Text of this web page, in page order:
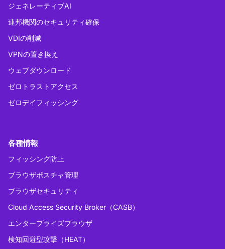
ジェネレーティブAI
連邦機関のセキュリティ確保
VDIの削減
VPNの置き換え
ウェブダウンロード
ゼロトラストアクセス
ゼロデイフィッシング
各種情報
フィッシング防止
ブラウザポスチャ管理
ブラウザセキュリティ
Cloud Access Security Broker（CASB）
エンタープライズブラウザ
検知回避型攻撃（HEAT）